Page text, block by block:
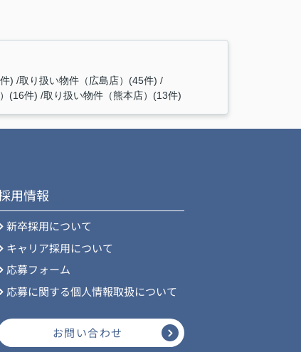
) 取り扱い物件（広島店）(45件)
(16件) 取り扱い物件（熊本店）(13件)
用情報
新卒採用について
キャリア採用について
応募フォーム
応募に関する個人情報取扱について
お問い合わせ